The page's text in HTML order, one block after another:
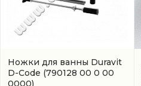
Ножки для ванны Duravit
D-Code (790128 00 0 00
0000)